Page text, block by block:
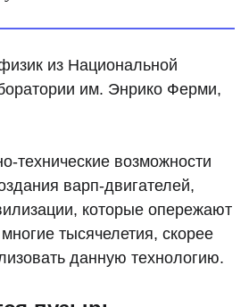
из Национальной
им. Энрико Ферми,
технические возможности
варп-двигателей,
которые опережают
тысячелетия, скорее
данную технологию.